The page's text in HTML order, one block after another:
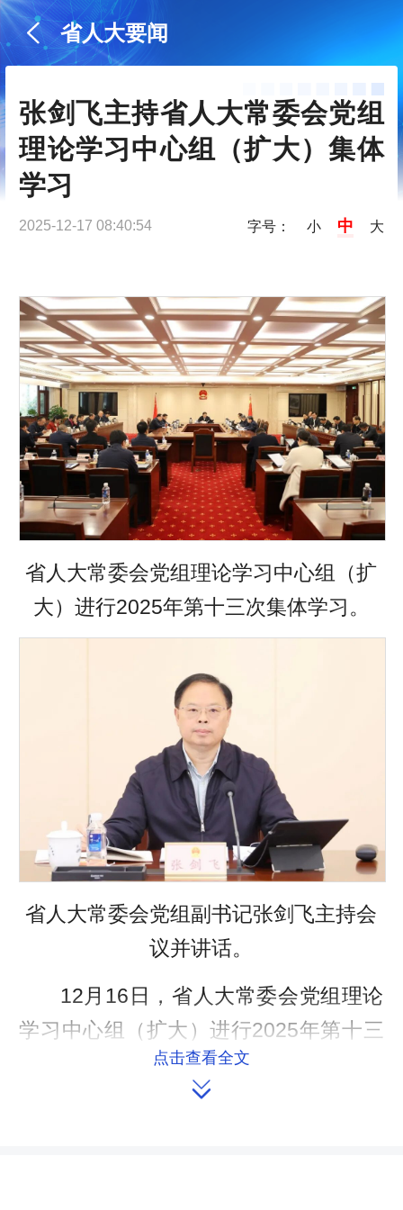
省人大要闻
张剑飞主持省人大常委会党组
理论学习中心组（扩大）集体
学习
2025-12-17 08:40:54 字号： 小 中 大
省人大常委会党组理论学习中心组（扩
大）进行2025年第十三次集体学习。
省人大常委会党组副书记张剑飞主持会
议并讲话。
12月16日，省人大常委会党组理论
学习中心组（扩大）进行2025年第十三
次集体学习，深入学习《中国共产党章
程》和《中国共产党巡视工作条例》，
点击查看全文
